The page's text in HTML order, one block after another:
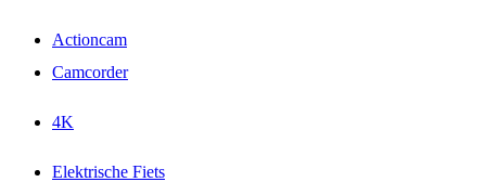
Actioncam
Camcorder
4K
Elektrische Fiets